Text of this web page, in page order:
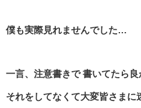
僕も実際見れませんでした…
一言、注意書きで 書いてたら
それをしてなくて大変皆さまに